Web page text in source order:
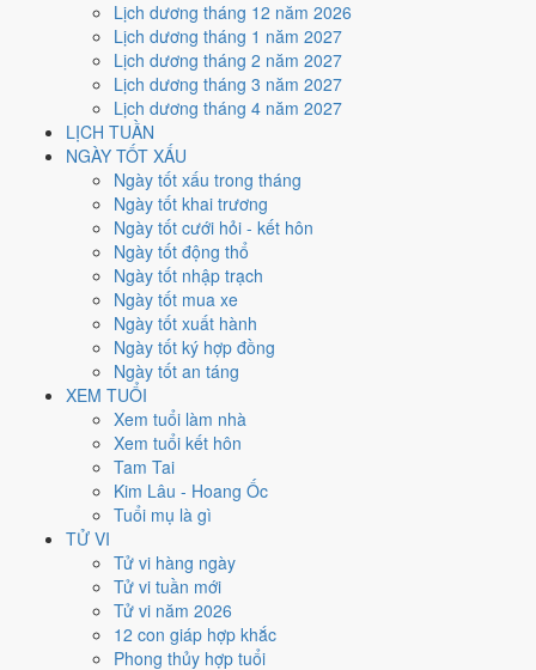
Lịch dương tháng 12 năm 2026
Lịch dương tháng 1 năm 2027
Lịch dương tháng 2 năm 2027
Lịch dương tháng 3 năm 2027
Lịch dương tháng 4 năm 2027
LỊCH TUẦN
NGÀY TỐT XẤU
Ngày tốt xấu trong tháng
Ngày tốt khai trương
Ngày tốt cưới hỏi - kết hôn
Ngày tốt động thổ
Ngày tốt nhập trạch
Ngày tốt mua xe
Ngày tốt xuất hành
Ngày tốt ký hợp đồng
Ngày tốt an táng
XEM TUỔI
Xem tuổi làm nhà
Xem tuổi kết hôn
Tam Tai
Kim Lâu - Hoang Ốc
Tuổi mụ là gì
TỬ VI
Tử vi hàng ngày
Tử vi tuần mới
Tử vi năm 2026
12 con giáp hợp khắc
Phong thủy hợp tuổi
Ngày 21/8/1969 dương lịch (Thứ Năm) là ngày 9/7/1969 âm lịch
Mậu Thìn - Cùng hành, Trực Thành, Sao Khuê, nạp âm Đại
Lâm Mộc. Tổng hòa, đây làNgày Đại Cátvới điểm trung bình
cho các việc quan trọng. Giờ Hoàng Đạo trong ngày:
Thân, Dậu, Hợi.
Ngày Dương
Tháng 8 năm 1969
Tháng 7 âm năm 1969
Tiết Lập Thu
Nhâm Tý
Kỷ Dậu
Ngày Mậu Thìn có TrựcThành
việc) và gặp SaoKim Quỹ hoàng đạo
nên đây là Ngày Đại Cát, rất hợp cho cưới hỏi, khai trương, ký